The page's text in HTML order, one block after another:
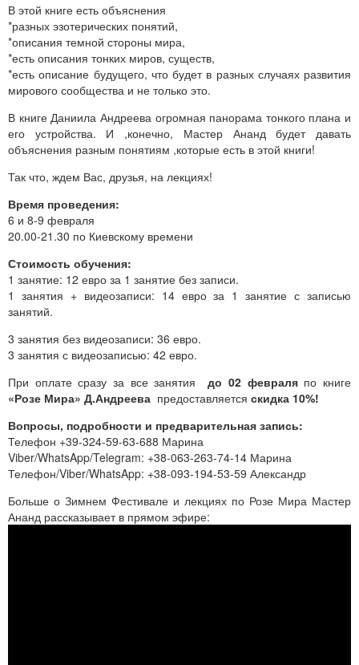
В этой книге есть объяснения
*разных эзотерических понятий,
*описания темной стороны мира,
*есть описания тонких миров, существ,
*есть описание будущего, что будет в разных случаях развития
мирового сообщества и не только это.
В книге Даниила Андреева огромная панорама тонкого плана и
его устройства. И ,конечно, Мастер Ананд будет давать
объяснения разным понятиям ,которые есть в этой книги!
Так что, ждем Вас, друзья, на лекциях!
Время проведения:
6 и 8-9 февраля
20.00-21.30 по Киевскому времени
Стоимость обучения:
1 занятие: 12 евро за 1 занятие без записи.
1 занятия + видеозаписи: 14 евро за 1 занятие с записью
занятий.
3 занятия без видеозаписи: 36 евро.
3 занятия с видеозаписью: 42 евро.
При оплате сразу за все занятиядо 02 февраляпо книге
«Розе Мира» Д.Андреева предоставляется скидка 10%!
Вопросы, подробности и предварительная запись:
Телефон +39-324-59-63-688 Марина
Viber/WhatsApp/Telegram: +38-063-263-74-14 Марина
Телефон/Viber/WhatsApp: +38-093-194-53-59 Александр
Больше о Зимнем Фестивале и лекциях по Розе Мира Мастер
Ананд рассказывает в прямом эфире: